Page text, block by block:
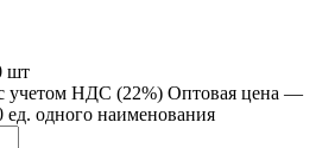
шт
учетом НДС (22%) Оптовая цена —
ед. одного наименования